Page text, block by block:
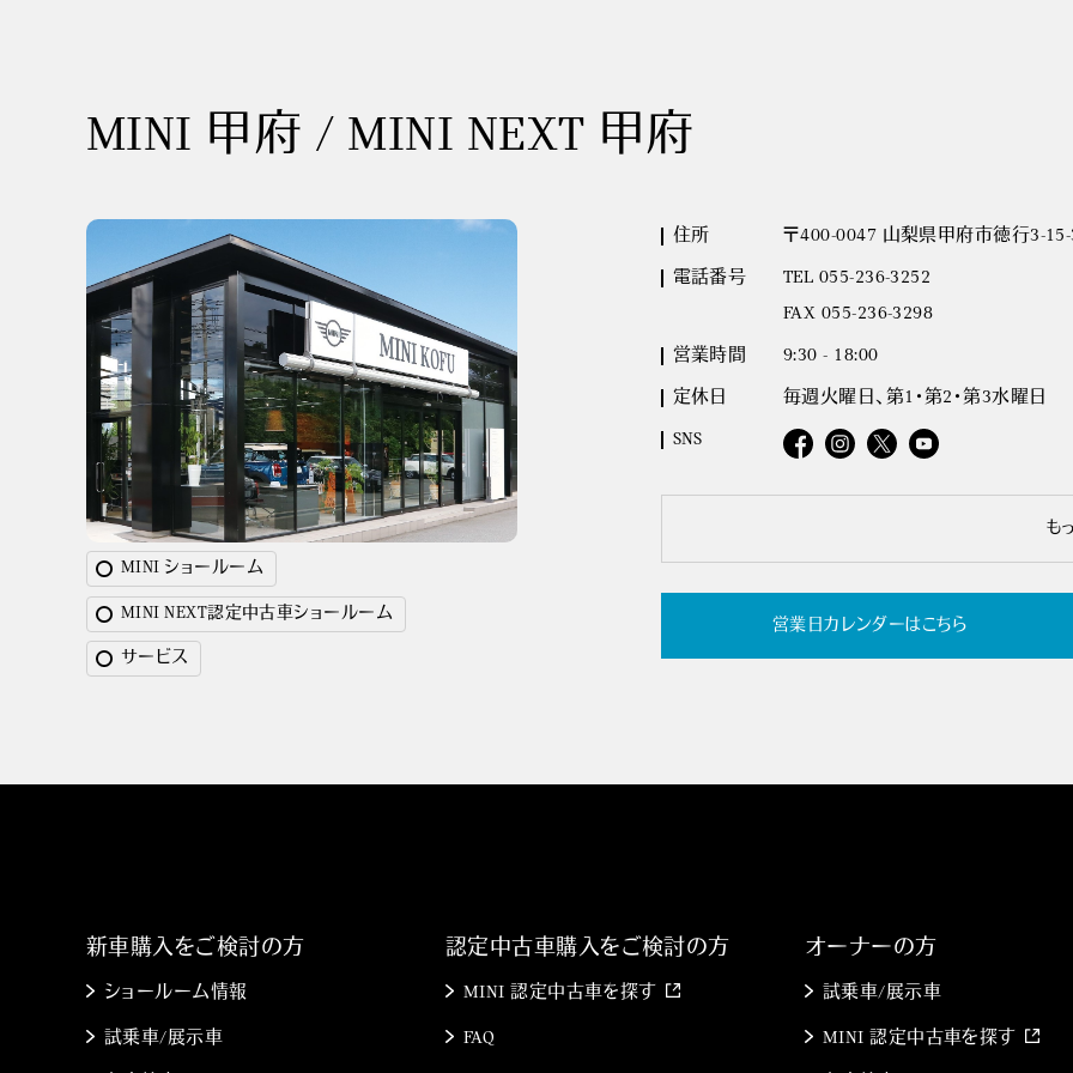
MINI 甲府 / MINI NEXT 甲府
MINI ショールーム
MINI NEXT認定中古車ショールーム
サービス
住所 〒400-0047 山梨県甲府市徳行3-
電話番号
TEL 055-236-3252
FAX 055-236-3298
営業時間 9:30 - 18:00
定休日 毎週火曜日、第1・第2・第3水曜日
SNS
も
営業日カレンダーはこちら
新車購入をご検討の方
ショールーム情報
試乗車/展示車
認定中古車購入をご検討の方
MINI 認定中古車を探す
FAQ
オーナーの方
試乗車/展示車
MINI 認定中古車を探す